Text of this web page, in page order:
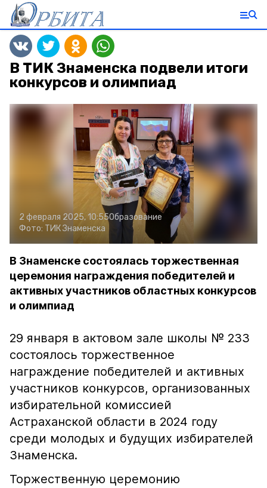
В ТИК Знаменска подвели итоги
конкурсов и олимпиад
2 февраля 2025, 10:55Образование
Фото: ТИК Знаменска
В Знаменске состоялась торжественная
церемония награждения победителей и
активных участников областных конкурсов
и олимпиад
29 января в актовом зале школы № 233
состоялось торжественное
награждение победителей и активных
участников конкурсов, организованных
избирательной комиссией
Астраханской области в 2024 году
среди молодых и будущих избирателей
Знаменска.
Торжественную церемонию